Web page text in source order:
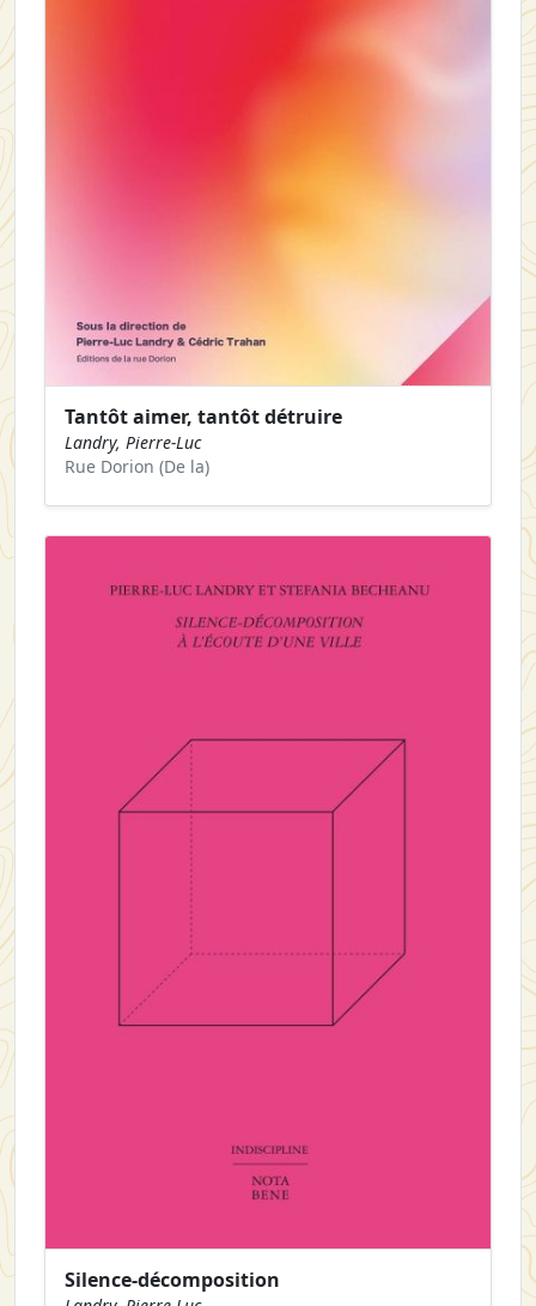
Tantôt aimer, tantôt détruire
Landry, Pierre-Luc
Rue Dorion (De la)
Silence-décomposition